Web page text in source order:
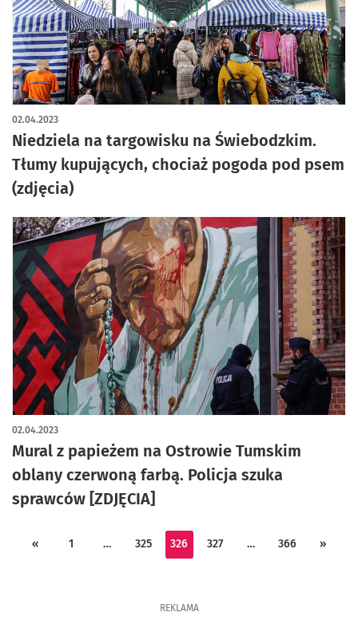
Niedziela na targowisku na Świebodzkim.
Tłumy kupujących, chociaż pogoda pod psem
(zdjęcia)
02.04.2023
artykuł z galerią zdjęć
Mural z papieżem na Ostrowie Tumskim
oblany czerwoną farbą. Policja szuka
sprawców [ZDJĘCIA]
02.04.2023
« 1 … 325 326 327 … 366 »
REKLAMA